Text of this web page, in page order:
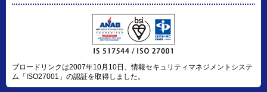
ブロードリンクは2007年10月10日、情報セキュリティマネジメントシステ
ム「ISO27001」の認証を取得しました。